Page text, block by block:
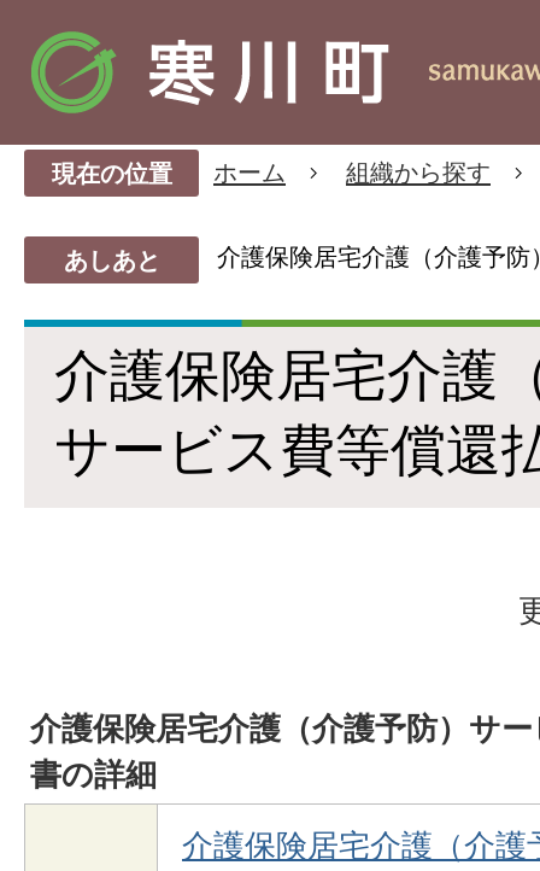
現在の位置 ホーム 組織から探す
あしあと 介護保険居宅介護（介護予
介護保険居宅介護
サービス費等償還
介護保険居宅介護（介護予防）サ
書の詳細
介護保険居宅介護（介